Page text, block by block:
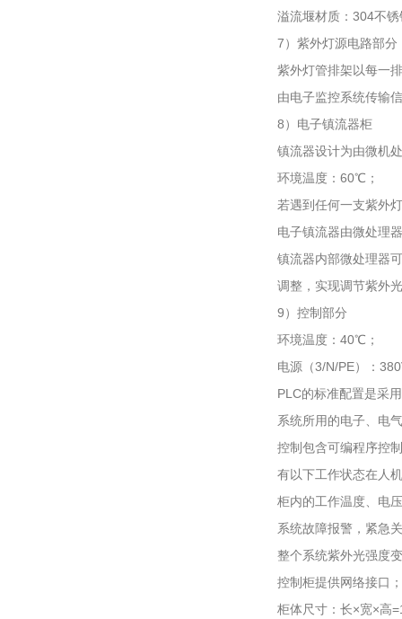
溢流堰材质：304不锈
7）紫外灯源电路部分
紫外灯管排架以每一
由电子监控系统传输
8）电子镇流器柜
镇流器设计为由微机
环境温度：60℃；
若遇到任何一支紫外
电子镇流器由微处理
镇流器内部微处理器
调整，实现调节紫外
9）控制部分
环境温度：40℃；
电源（3/N/PE）：
PLC的标准配置是采
系统所用的电子、电
控制包含可编程序控
有以下工作状态在人
柜内的工作温度、电
系统故障报警，紧急
整个系统紫外光强度
控制柜提供网络接口；
柜体尺寸：长×宽×高